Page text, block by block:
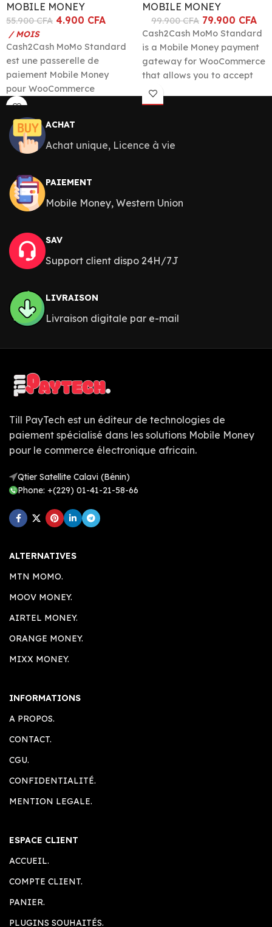
MOBILE MONEY
55.900CFA 4.900 CFA
/ MOIS
Cash2Cash MoMo Standard
est une passerelle de
paiement Mobile Money
pour WooCommerce
permettant d'accepter les
paiements MTN MoMo,
Orange Money, Moov
Money, Airtel Money, Mixx
Money et Celtiis Cash sans
API sur les sites WordPress.
MOBILE MONEY
99.900CFA 79.900 CFA
Cash2Cash MoMo Standard
is a Mobile Money payment
gateway for WooCommerce
that allows you to accept
MTN MoMo, Orange Money,
Moov Money, Airtel Money,
Cash payments without an
ACHAT
Achat unique, Licence à vie
PAIEMENT
Mobile Money, Western Union
SAV
Support client dispo 24H/7J
LIVRAISON
Livraison digitale par e-mail
Till PayTech est un éditeur de technologies de
paiement spécialisé dans les solutions Mobile Money
pour le commerce électronique africain.
Qtier Satellite Calavi (Bénin)
Phone: +(229) 01-41-21-58-66
ALTERNATIVES
MTN MOMO.
MOOV MONEY.
AIRTEL MONEY.
ORANGE MONEY.
MIXX MONEY.
INFORMATIONS
A PROPOS.
CONTACT.
CGU.
CONFIDENTIALITÉ.
MENTION LEGALE.
ESPACE CLIENT
ACCUEIL.
COMPTE CLIENT.
PANIER.
PLUGINS SOUHAITÉS.